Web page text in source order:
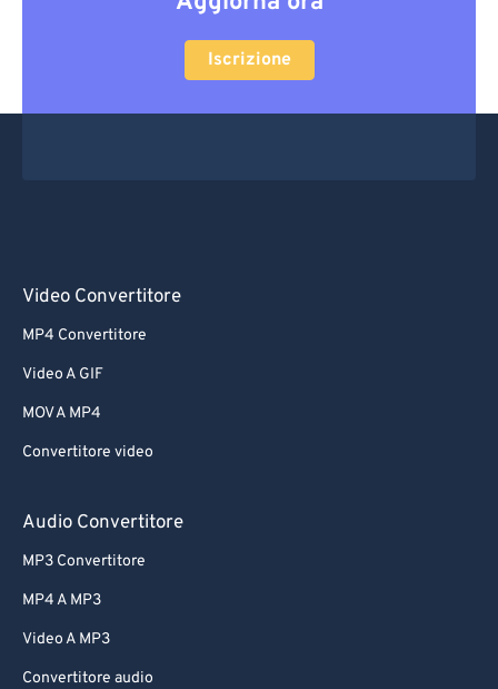
Iscrizione
Video Convertitore
MP4 Convertitore
Video A GIF
MOV A MP4
Convertitore video
Audio Convertitore
MP3 Convertitore
MP4 A MP3
Video A MP3
Convertitore audio